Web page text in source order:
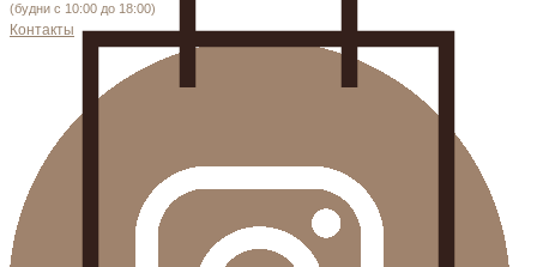
(будни с 10:00 до 18:00)
Контакты